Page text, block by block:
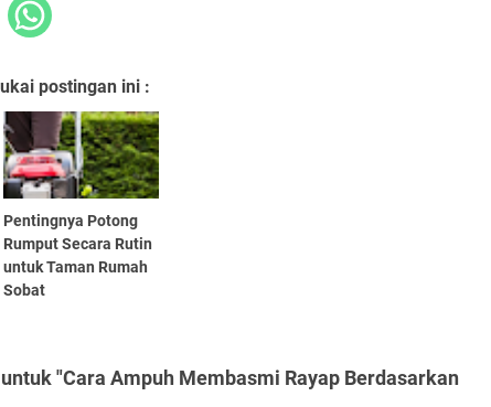
postingan ini :
Pentingnya Potong
Rumput Secara Rutin
untuk Taman Rumah
Sobat
"Cara Ampuh Membasmi Rayap Berdasarkan